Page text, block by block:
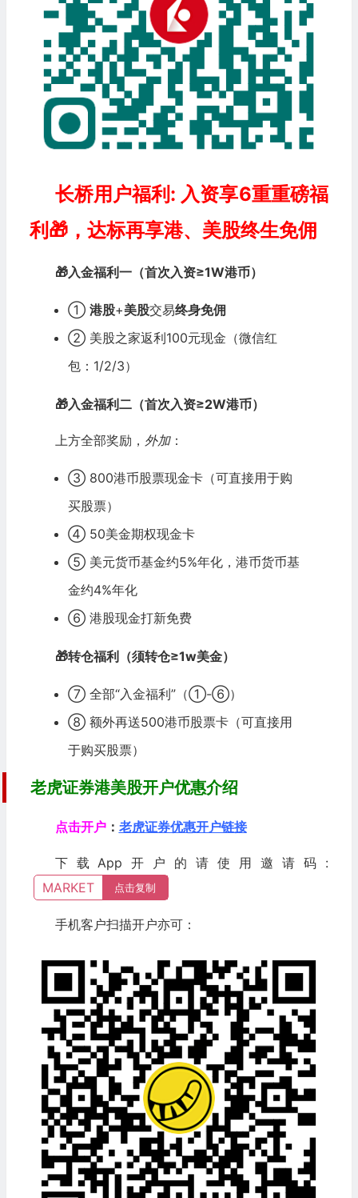
长桥用户福利: 入资享6重重磅福
利🎁，达标再享港、美股终生免佣
🎁入金福利一（首次入资≥1W港币）
① 港股+美股交易终身免佣
② 美股之家返利100元现金（微信红
包： 1/2/3）
🎁入金福利二（首次入资≥2W港币）
上方全部奖励， 外加：
③ 800港币股票现金卡（可直接用于购
买股票）
④ 50美金期权现金卡
⑤ 美元货币基金约5%年化，港币货币基
金约4%年化
⑥ 港股现金打新免费
🎁转仓福利（须转仓≥1w美金）
⑦ 全部“入金福利”（①-⑥）
⑧ 额外再送500港币股票卡（可直接用
于购买股票）
老虎证券港美股开户优惠介绍
点击开户： 老虎证券优惠开户链接
下载App开户的请使用邀请码:
点击复制
MARKET
手机客户扫描开户亦可：